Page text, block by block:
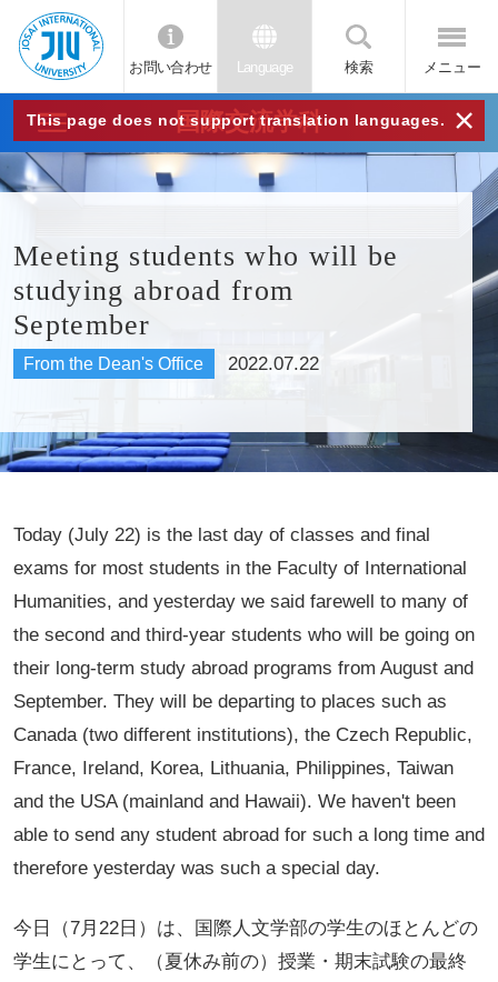
JIU
城西
国際
大学
お問い合わせ Language 検索 メニュー
This page does not support translation languages. ×
国際交流学科
Meeting students who will be
studying abroad from
September
From the Dean's Office 2022.07.22
Today (July 22) is the last day of classes and final
exams for most students in the Faculty of International
Humanities, and yesterday we said farewell to many of
the second and third-year students who will be going on
their long-term study abroad programs from August and
September. They will be departing to places such as
Canada (two different institutions), the Czech Republic,
France, Ireland, Korea, Lithuania, Philippines, Taiwan
and the USA (mainland and Hawaii). We haven't been
able to send any student abroad for such a long time and
therefore yesterday was such a special day.
今日（7月22日）は、国際人文学部の学生のほとんどの
学生にとって、（夏休み前の）授業・期末試験の最終